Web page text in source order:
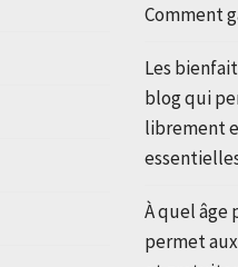
Comment
Les
blog qui
librement
À quel âge
permet